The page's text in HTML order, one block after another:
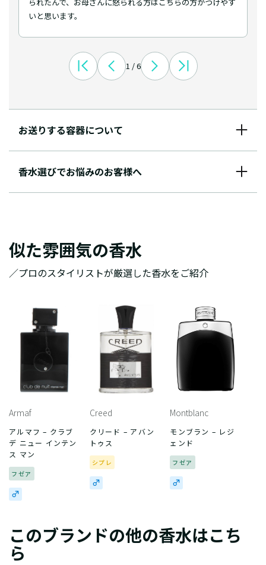
いと思います。
1 / 6
お送りする容器について
香水選びでお悩みのお客様へ
似た雰囲気の香水
／プロのスタイリストが厳選した香水をご紹介
Armaf
アルマフ – クラブ
デ ニュー インテン
ス マン
フゼア
Creed
クリード – アバン
トゥス
シプレ
Montblanc
モンブラン – レジ
ェンド
フゼア
このブランドの他の香水はこち
ら